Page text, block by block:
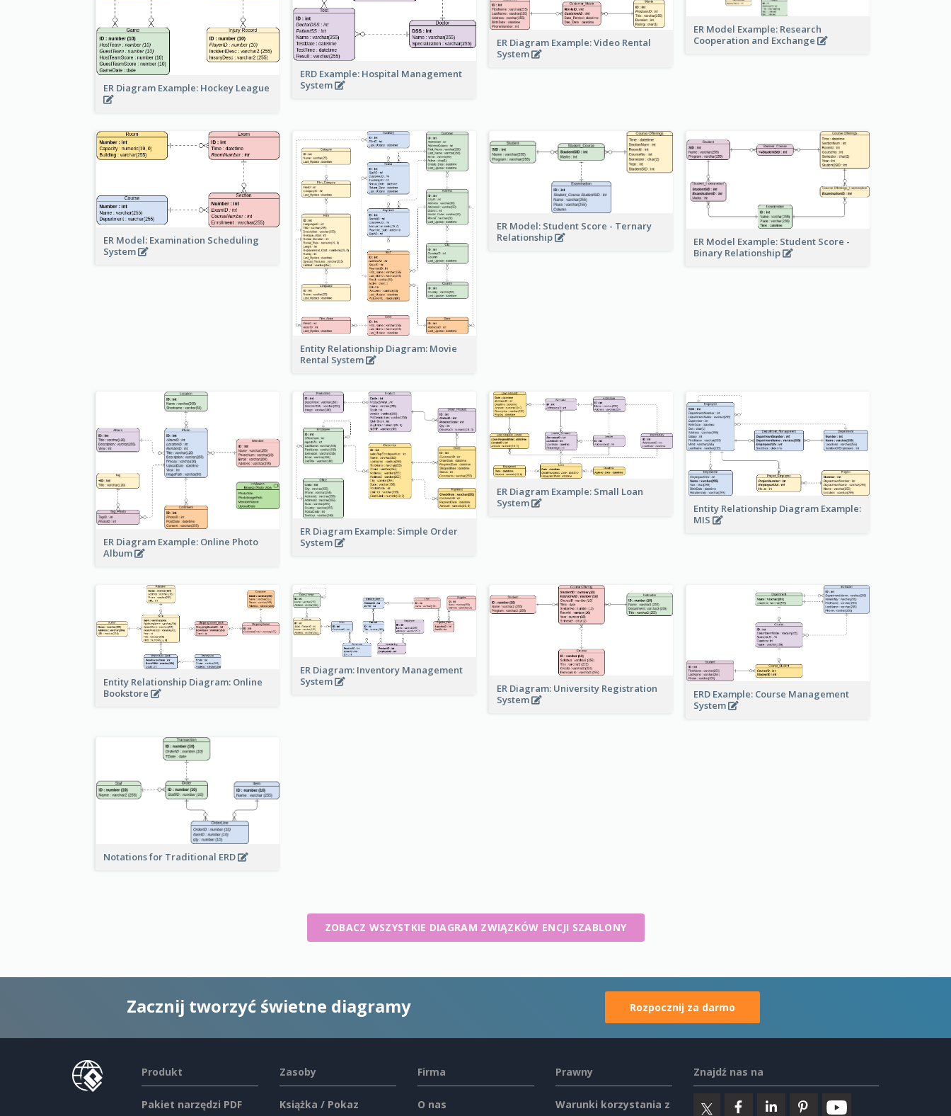
ER Diagram Example: Hockey League
ERD Example: Hospital Management
System
ER Diagram Example: Video Rental
System
ER Model Example: Research
Cooperation and Exchange
ER Model: Examination Scheduling
System
Entity Relationship Diagram: Movie
Rental System
ER Model: Student Score - Ternary
Relationship
ER Model Example: Student Score -
Binary Relationship
ER Diagram Example: Online Photo
Album
ER Diagram Example: Simple Order
System
ER Diagram Example: Small Loan
System
Entity Relationship Diagram Example:
MIS
Entity Relationship Diagram: Online
Bookstore
ER Diagram: Inventory Management
System
ER Diagram: University Registration
System
ERD Example: Course Management
System
Notations for Traditional ERD
ZOBACZ WSZYSTKIE DIAGRAM ZWIĄZKÓW ENCJI SZABLONY
Zacznij tworzyć świetne diagramy Rozpocznij za darmo
Produkt
Pakiet narzędzi PDF
Zasoby
Książka / Pokaz
Firma
O nas
Prawny
Warunki korzystania z
Znajdź nas na